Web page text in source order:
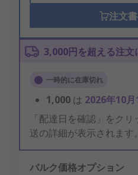
注文
3,000円を超える注
一時的に在庫切れ
1,000 は 2026年10月
「配達日を確認」をク
送の詳細が表示されます。
バルク価格オプション